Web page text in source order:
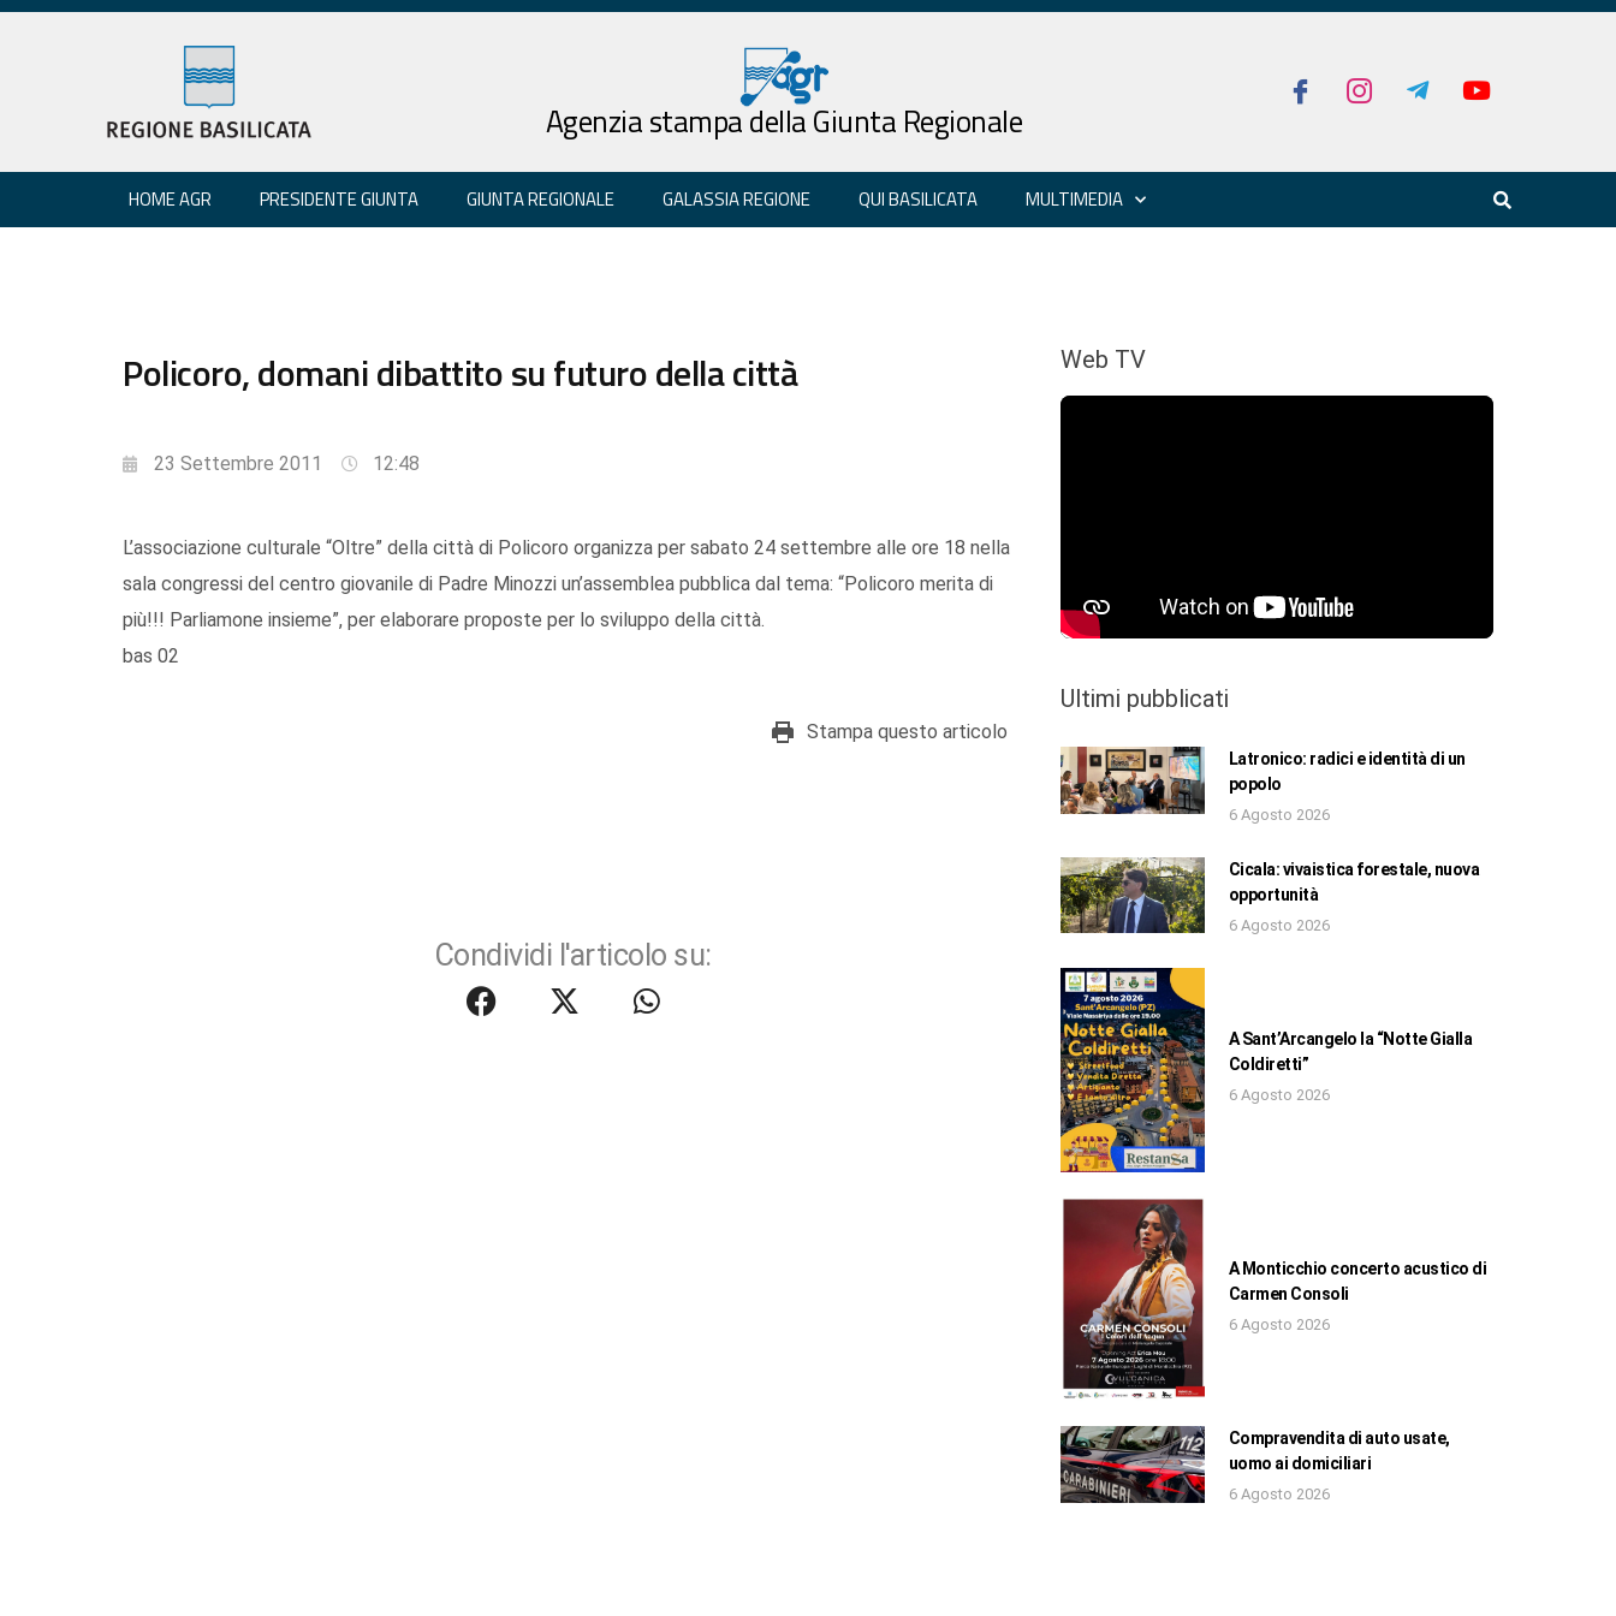
Agenzia stampa della Giunta Regionale
HOME AGR PRESIDENTE GIUNTA GIUNTA REGIONALE GALASSIA REGIONE QUI BASILICATA MULTIMEDIA
Policoro, domani dibattito su futuro della città
23 Settembre 2011 12:48
L’associazione culturale “Oltre” della città di Policoro organizza per sabato 24 settembre alle ore 18 nella
sala congressi del centro giovanile di Padre Minozzi un’assemblea pubblica dal tema: “Policoro merita di
più!!! Parliamone insieme”, per elaborare proposte per lo sviluppo della città.
bas 02
Stampa questo articolo
Condividi l'articolo su:
Web TV
Ultimi pubblicati
Latronico: radici e identità di un
popolo
6 Agosto 2026
Cicala: vivaistica forestale, nuova
opportunità
6 Agosto 2026
A Sant’Arcangelo la “Notte Gialla
Coldiretti”
6 Agosto 2026
A Monticchio concerto acustico di
Carmen Consoli
6 Agosto 2026
Compravendita di auto usate,
uomo ai domiciliari
6 Agosto 2026